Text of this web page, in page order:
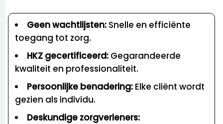
Geen wachtlijsten: Snelle en efficiënte
toegang tot zorg.
HKZ gecertificeerd: Gegarandeerde
kwaliteit en professionaliteit.
Persoonlijke benadering: Elke cliënt wordt
gezien als individu.
Deskundige zorgverleners: